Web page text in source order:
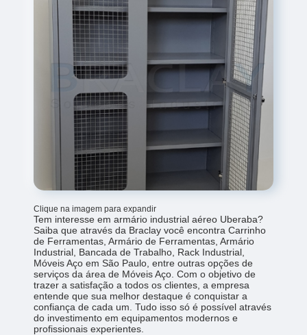
Clique na imagem para expandir
Tem interesse em armário industrial aéreo Uberaba?
Saiba que através da Braclay você encontra Carrinho
de Ferramentas, Armário de Ferramentas, Armário
Industrial, Bancada de Trabalho, Rack Industrial,
Móveis Aço em São Paulo, entre outras opções de
serviços da área de Móveis Aço. Com o objetivo de
trazer a satisfação a todos os clientes, a empresa
entende que sua melhor destaque é conquistar a
confiança de cada um. Tudo isso só é possível através
do investimento em equipamentos modernos e
profissionais experientes.